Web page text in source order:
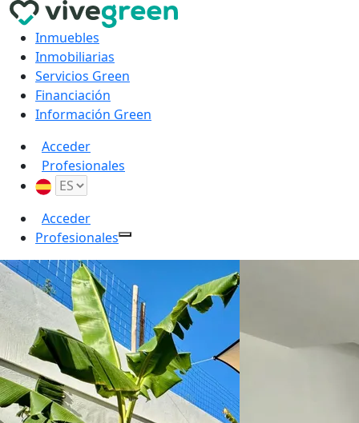
Inmuebles
Inmobiliarias
Servicios Green
Financiación
Información Green
Acceder
Profesionales
Acceder
Profesionales